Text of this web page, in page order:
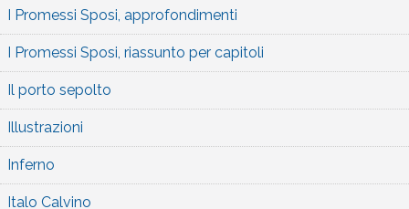
I Promessi Sposi, approfondimenti
I Promessi Sposi, riassunto per capitoli
Il porto sepolto
Illustrazioni
Inferno
Italo Calvino